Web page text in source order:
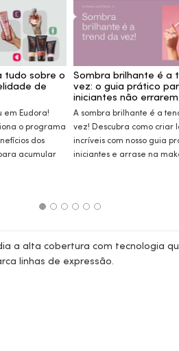
tudo sobre o
de
em Eudora!
o programa
dos
acumular
Sombra brilhante é a
vez: o guia prático
iniciantes não errarem.
A sombra brilhante é a
vez! Descubra como criar
incríveis com nosso guia
iniciantes e arrase na
a alta cobertura com tecnologia
linhas de expressão.